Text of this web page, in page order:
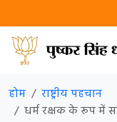
होम
राष्ट्रीय पहचान
धर्म रक्षक के रूप में